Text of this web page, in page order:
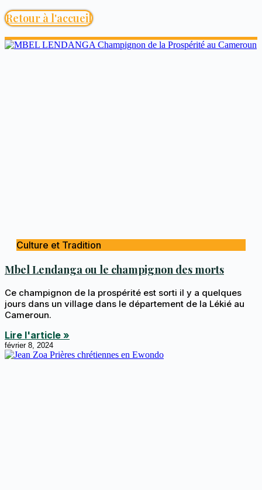
Retour à l'accueil
Culture et Tradition
Mbel Lendanga ou le champignon des morts
Ce champignon de la prospérité est sorti il y a quelques
jours dans un village dans le département de la Lékié au
Cameroun.
Lire l'article »
février 8, 2024